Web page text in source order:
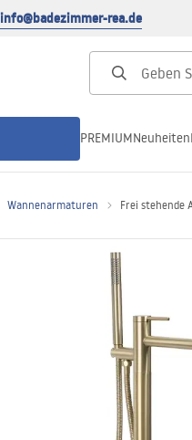
info@badezimmer-rea.de
PREMIUMNeuheiten
Wannenarmaturen Frei stehende